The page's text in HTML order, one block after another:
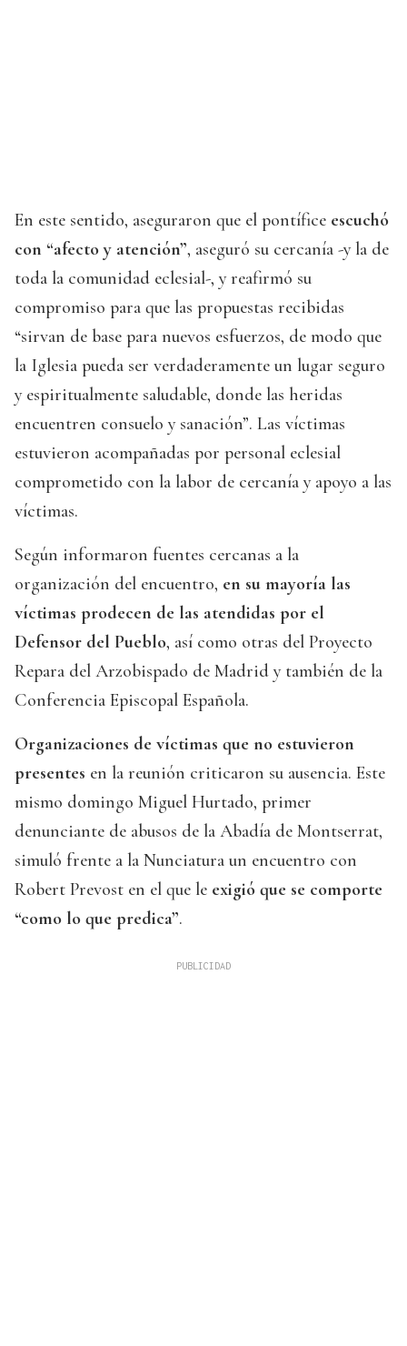
En este sentido, aseguraron que el pontífice escuchó
con “afecto y atención”, aseguró su cercanía -y la de
toda la comunidad eclesial-, y reafirmó su
compromiso para que las propuestas recibidas
“sirvan de base para nuevos esfuerzos, de modo que
la Iglesia pueda ser verdaderamente un lugar seguro
y espiritualmente saludable, donde las heridas
encuentren consuelo y sanación”. Las víctimas
estuvieron acompañadas por personal eclesial
comprometido con la labor de cercanía y apoyo a las
víctimas.
Según informaron fuentes cercanas a la
organización del encuentro, en su mayoría las
víctimas prodecen de las atendidas por el
Defensor del Pueblo, así como otras del Proyecto
Repara del Arzobispado de Madrid y también de la
Conferencia Episcopal Española.
Organizaciones de víctimas que no estuvieron
presentes en la reunión criticaron su ausencia. Este
mismo domingo Miguel Hurtado, primer
denunciante de abusos de la Abadía de Montserrat,
simuló frente a la Nunciatura un encuentro con
Robert Prevost en el que le exigió que se comporte
“como lo que predica”.